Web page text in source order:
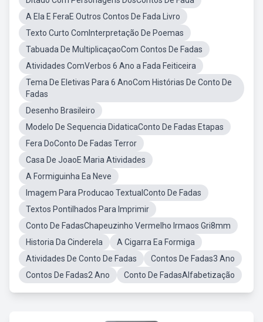
A Ela E FeraE Outros Contos De Fada Livro
Texto Curto ComInterpretação De Poemas
Tabuada De MultiplicaçaoCom Contos De Fadas
Atividades ComVerbos 6 Ano a Fada Feiticeira
Tema De Eletivas Para 6 AnoCom Histórias De Conto De
Fadas
Desenho Brasileiro
Modelo De Sequencia DidaticaConto De Fadas Etapas
Fera DoConto De Fadas Terror
Casa De JoaoE Maria Atividades
A Formiguinha Ea Neve
Imagem Para Producao TextualConto De Fadas
Textos Pontilhados Para Imprimir
Conto De FadasChapeuzinho Vermelho Irmaos Gri8mm
Historia Da Cinderela
A Cigarra Ea Formiga
Atividades De Conto De Fadas
Contos De Fadas3 Ano
Contos De Fadas2 Ano
Conto De FadasAlfabetização